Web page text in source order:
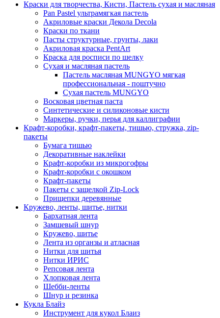
Краски для творчества, Кисти, Пастель сухая и масляная
Pan Pastel ультрамягкая пастель
Акриловые краски Декола Decola
Краски по ткани
Пасты структурные, грунты, лаки
Акриловая краска PentArt
Краска для росписи по шелку
Cухая и масляная пастель
Пастель масляная MUNGYO мягкая
профессиональная - поштучно
Сухая пастель MUNGYO
Восковая цветная паста
Синтетические и силиконовые кисти
Маркеры, ручки, перья для каллиграфии
Крафт-коробки, крафт-пакеты, тишью, стружка, zip-
пакеты
Бумага тишью
Декоративные наклейки
Крафт-коробки из микрогофры
Крафт-коробки с окошком
Крафт-пакеты
Пакеты с защелкой Zip-Lock
Прищепки деревянные
Кружево, ленты, шитье, нитки
Бархатная лента
Замшевый шнур
Кружево, шитье
Лента из органзы и атласная
Нитки для шитья
Нитки ИРИС
Репсовая лента
Хлопковая лента
Шебби-ленты
Шнур и резинка
Кукла Блайз
Инструмент для кукол Блаиз